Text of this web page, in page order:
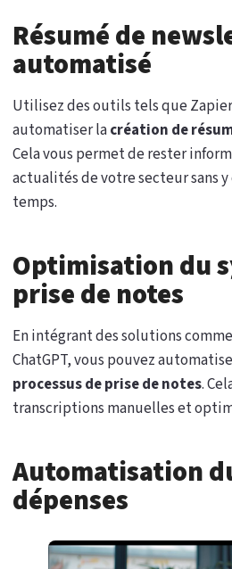
Résumé de
automatisé
Utilisez des outils tels que
automatiser lacréation de
Cela vous permet de rester
actualités de votre secteur sans
temps.
Optimisation du
prise de notes
En intégrant des solutions
ChatGPT, vous pouvez
processus de prise de notes.
transcriptions manuelles et
Automatisation
dépenses